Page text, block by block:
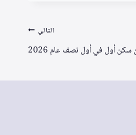
التالي
أول في أول نصف عام 2026